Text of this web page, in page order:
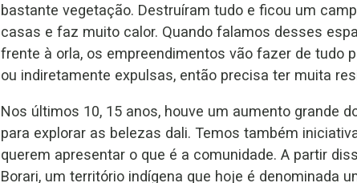
bastante vegetação. Destruíram tudo e ficou um
casas e faz muito calor. Quando falamos desses
frente à orla, os empreendimentos vão fazer de tudo
ou indiretamente expulsas, então precisa ter muita
Nos últimos 10, 15 anos, houve um aumento grande
para explorar as belezas dali. Temos também
querem apresentar o que é a comunidade. A partir
Borari, um território indígena que hoje é denominada